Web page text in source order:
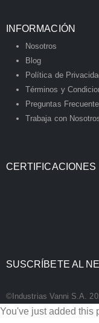
INFORMACIÓN
Nosotros
Blog
Política de
Términos y
Preguntas
Trabaja con
CERTIFICACIONES
SUSCRÍBETE AL
©Industrias Vanni S.A.
You've just added this